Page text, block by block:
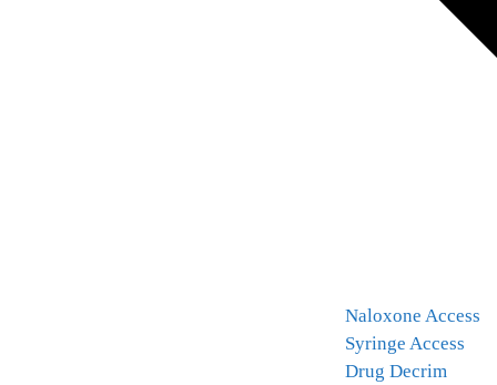
Naloxone Access
Syringe Access
Drug Decrim